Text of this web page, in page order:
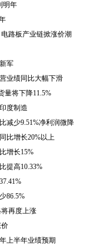
明年
路板产业链掀涨价潮
军
业绩同比大幅下滑
量将下降11.5%
度制造
减少9.51%净利润微降
比增长20%以上
增长15%
提高10.33%
86.5%
再度上涨
上半年业绩预期